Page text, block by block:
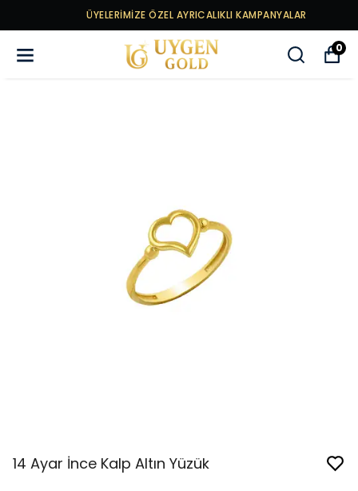
ÜYELERİMİZE ÖZEL AYRICALIKLI KAMPANYALAR
0
14 Ayar İnce Kalp Altın Yüzük